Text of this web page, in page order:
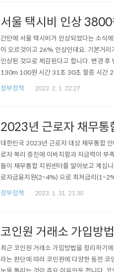
서울 택시비 인상
간만에 서울 택시비가 인상되었다는 소
이 오르것이고 26% 인상인데요. 기본거
인상된 것으로 체감된다고 합니다. 변경
130m 100원 시간 31초 30초 할증 시간
3km 7,000원 6,500원 6~7천원에 가던 거
정부정책 2023. 2. 1. 22:27
2023년 근로자 채무통
대한민국 2023년 근로자 대상 채무통합
로자 복리 증진에 이바지함과 자금력이 부
들이 채무통합 지원센터를 알아보고 계십
로자금융지원(2~4%) 으로 최저금리
신청모집 안내 ■ 사업목적 저금리 대출 희
정부정책 2023. 1. 31. 21:30
코인원 거래소 가입방법
최근 코인원 거래소 가입방법을 정리하기
라는 판단에 따라 코인원에 다양한 동전